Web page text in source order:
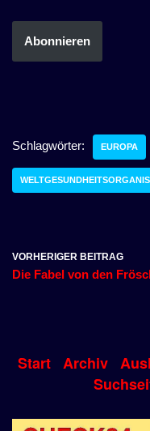
Abonnieren
Schlagwörter: EUROPA
VORHERIGER BEITRAG
Die Fabel von den
Start Archiv